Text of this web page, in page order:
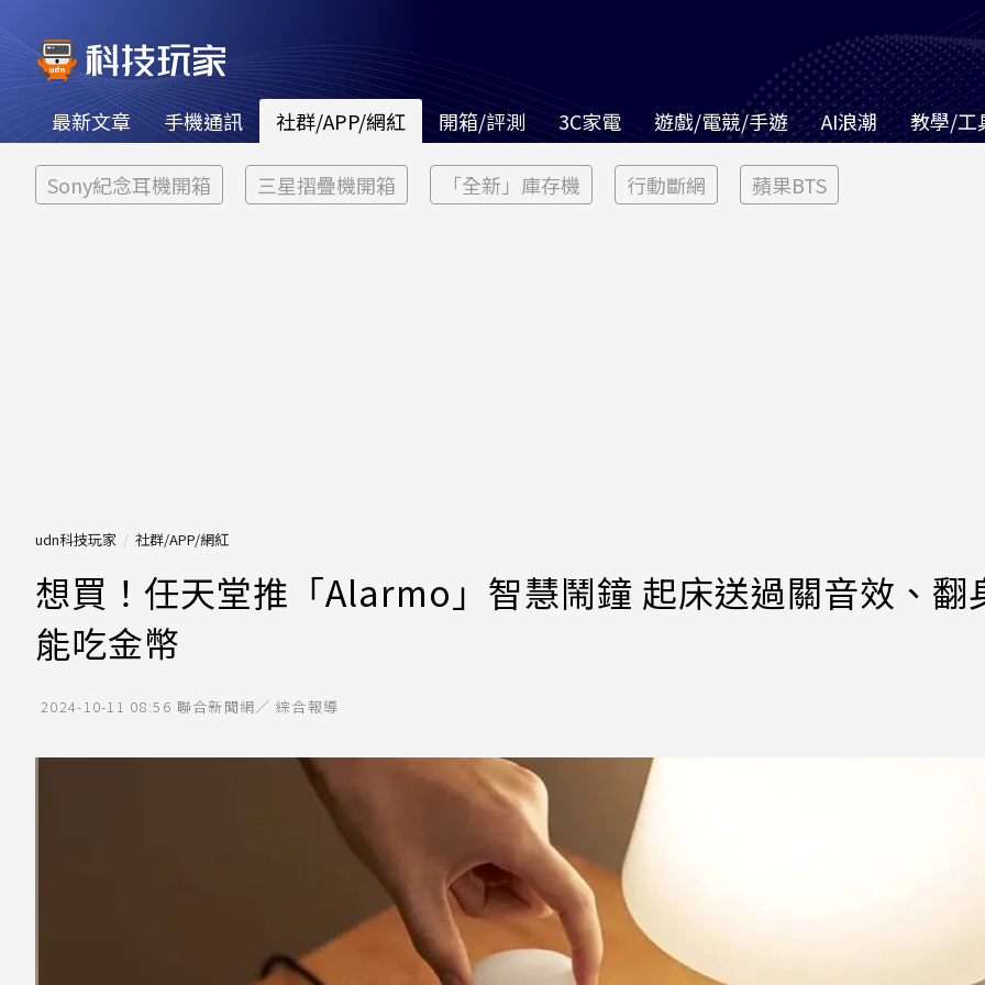
最新文章 手機通訊 社群/APP/網紅 開箱/評測 3C家電 遊戲/電競/手遊 AI浪潮 教學/工
Sony紀念耳機開箱 三星摺疊機開箱 「全新」庫存機 行動斷網 蘋果BTS
udn科技玩家 社群/APP/網紅
想買！任天堂推「Alarmo」智慧鬧鐘 起床送過關音效、翻
能吃金幣
2024-10-11 08:56 聯合新聞網／ 綜合報導